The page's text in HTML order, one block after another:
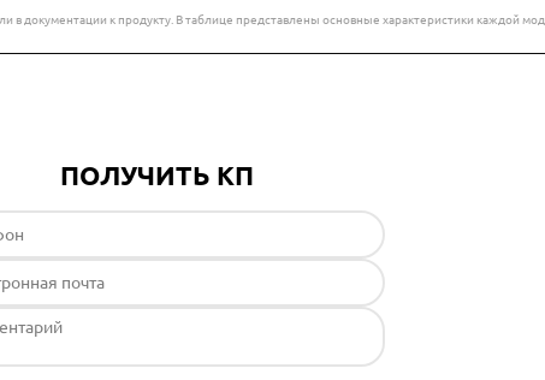
документации к продукту. В таблице представлены основные характеристики каждой
ПОЛУЧИТЬ КП